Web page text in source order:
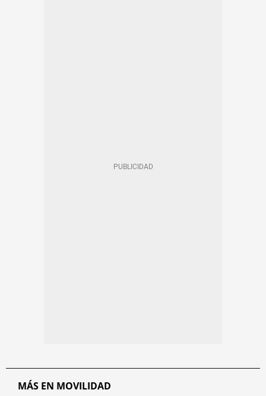
MÁS EN MOVILIDAD